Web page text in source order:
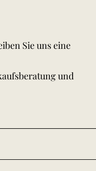
Sie uns eine
und